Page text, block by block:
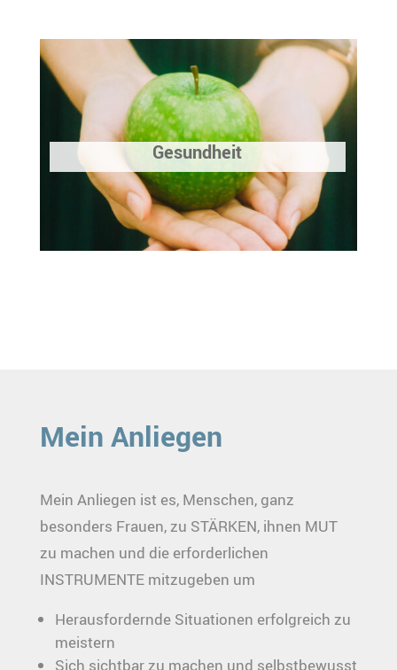
Gesundheit
Mein Anliegen
Mein Anliegen ist es, Menschen, ganz
besonders Frauen, zu STÄRKEN, ihnen MUT
zu machen und die erforderlichen
INSTRUMENTE mitzugeben um
Herausfordernde Situationen erfolgreich zu
meistern
Sich sichtbar zu machen und selbstbewusst